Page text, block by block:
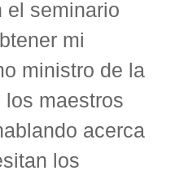
el seminario
mi
ministro de la
maestros
acerca
los